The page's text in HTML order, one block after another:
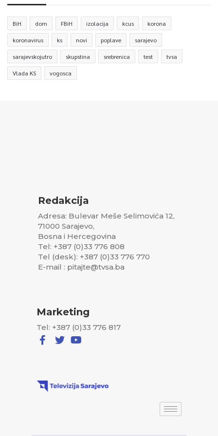
BiH dom FBiH izolacija kcus korona
koronavirus ks novi poplave sarajevo
sarajevskojutro skupstina srebrenica test tvsa
Vlada KS vogosca
Redakcija
Adresa: Bulevar Meše Selimovića 12,
71000 Sarajevo,
Bosna i Hercegovina
Tel: +387 (0)33 776 808
Tel (desk): +387 (0)33 776 770
E-mail : pitajte@tvsa.ba
Marketing
Tel: +387 (0)33 776 817